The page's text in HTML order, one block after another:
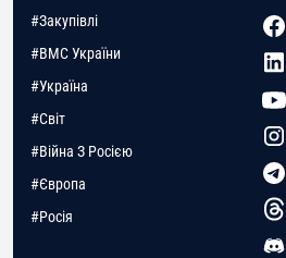
#Закупівлі
#ВМС України
#Україна
#Світ
#Війна З Росією
#Європа
#Росія